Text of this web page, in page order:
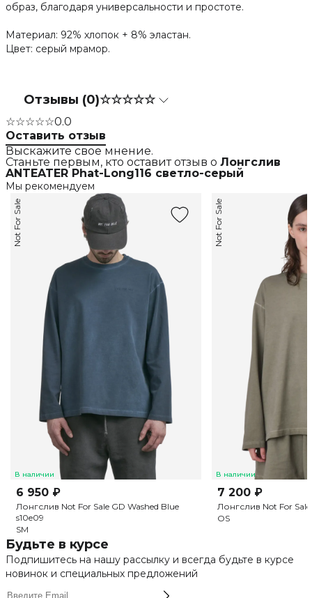
образ, благодаря универсальности и простоте.
Материал: 92% хлопок + 8% эластан.
Цвет: серый мрамор.
Отзывы (0)☆☆☆☆☆
☆☆☆☆☆0.0
Оставить отзыв
Выскажите свое мнение.
Станьте первым, кто оставит отзыв о Лонгслив
ANTEATER Phat-Long116 светло-серый
Мы рекомендуем
В наличии
Not For Sale
6 950 ₽
Лонгслив Not For Sale GD Washed Blue
s10e09
SM
В наличии
Not For Sale
7 200 ₽
Лонгслив Not For
OS
Будьте в курсе
Подпишитесь на нашу рассылку и всегда будьте в курсе
новинок и специальных предложений